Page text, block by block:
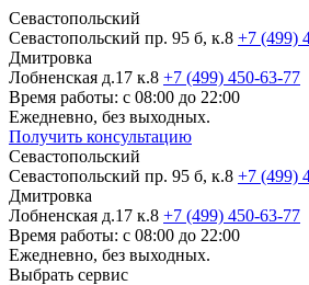
Севастопольский
Севастопольский пр. 95 б, к.8 +7 (499)
Дмитровка
Лобненская д.17 к.8 +7 (499) 450-63-77
Время работы: с 08:00 до 22:00
Ежедневно, без выходных.
Получить консультацию
Севастопольский
Севастопольский пр. 95 б, к.8 +7 (499)
Дмитровка
Лобненская д.17 к.8 +7 (499) 450-63-77
Время работы: с 08:00 до 22:00
Ежедневно, без выходных.
Выбрать сервис